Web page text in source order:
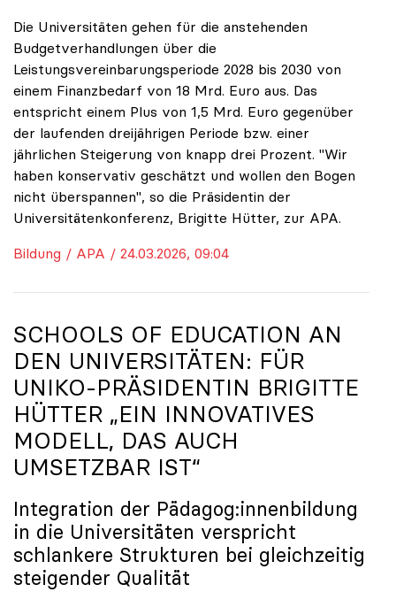
Die Universitäten gehen für die anstehenden
Budgetverhandlungen über die
Leistungsvereinbarungsperiode 2028 bis 2030 von
einem Finanzbedarf von 18 Mrd. Euro aus. Das
entspricht einem Plus von 1,5 Mrd. Euro gegenüber
der laufenden dreijährigen Periode bzw. einer
jährlichen Steigerung von knapp drei Prozent. "Wir
haben konservativ geschätzt und wollen den Bogen
nicht überspannen", so die Präsidentin der
Universitätenkonferenz, Brigitte Hütter, zur APA.
Bildung / APA / 24.03.2026, 09:04
SCHOOLS OF EDUCATION AN
DEN UNIVERSITÄTEN: FÜR
UNIKO-PRÄSIDENTIN BRIGITTE
HÜTTER „EIN INNOVATIVES
MODELL, DAS AUCH
UMSETZBAR IST“
Integration der Pädagog:innenbildung
in die Universitäten verspricht
schlankere Strukturen bei gleichzeitig
steigender Qualität